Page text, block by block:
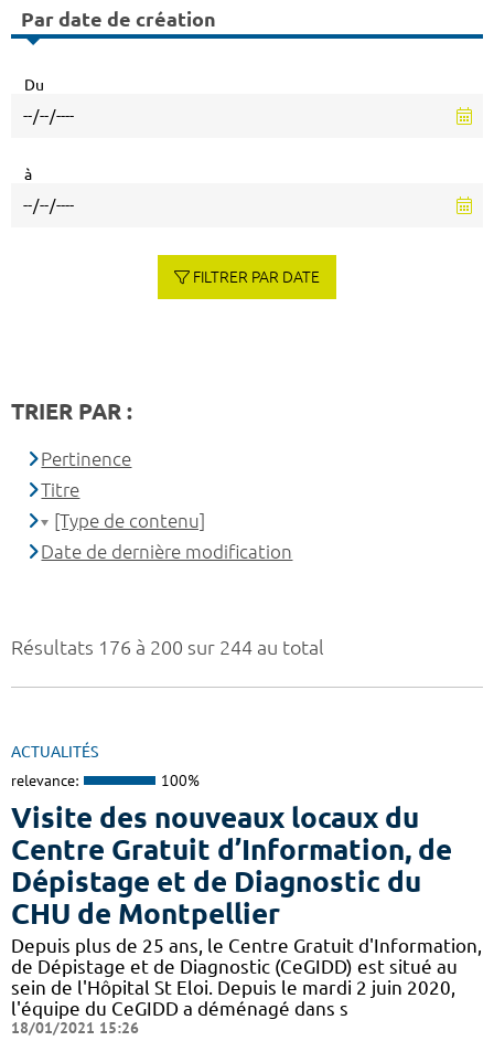
Résultats 176 à 200 sur 244 au total
ACTUALITÉS
relevance: 100%
Visite des nouveaux locaux du
Centre Gratuit d’Information, de
Dépistage et de Diagnostic du
CHU de Montpellier
Depuis plus de 25 ans, le Centre Gratuit d'Information,
de Dépistage et de Diagnostic (CeGIDD) est situé au
sein de l'Hôpital St Eloi. Depuis le mardi 2 juin 2020,
l'équipe du CeGIDD a déménagé dans s
18/01/2021 15:26
Par date de création
Du
à
FILTRER PAR DATE
TRIER PAR :
Pertinence
Titre
[Type de contenu]
Date de dernière modification